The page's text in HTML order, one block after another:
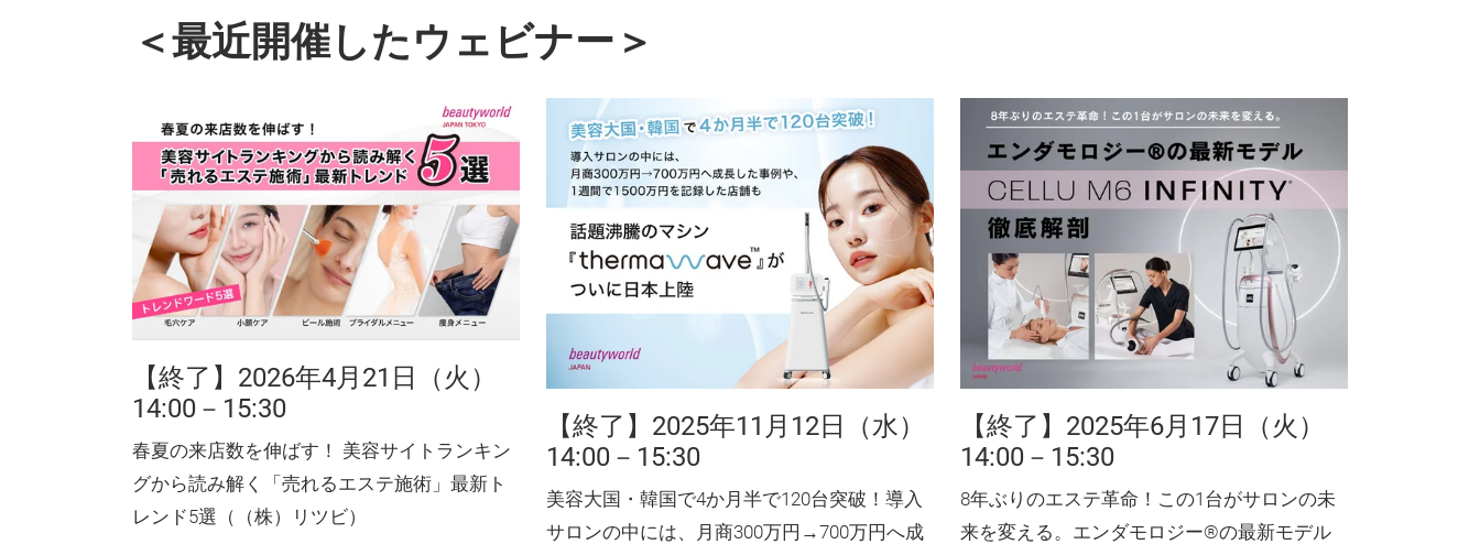
＜最近開催したウェビナー＞
【終了】2026年4月21日（火）
14:00－15:30
春夏の来店数を伸ばす！ 美容サイトランキン
グから読み解く「売れるエステ施術」最新ト
レンド5選（（株）リツビ）
【終了】2025年11月12日（水）
14:00－15:30
美容大国・韓国で4か月半で120台突破！導入
サロンの中には、月商300万円→700万円へ成
【終了】2025年6月17日（火）
14:00－15:30
8年ぶりのエステ革命！この1台がサロンの未
来を変える。エンダモロジー®の最新モデル